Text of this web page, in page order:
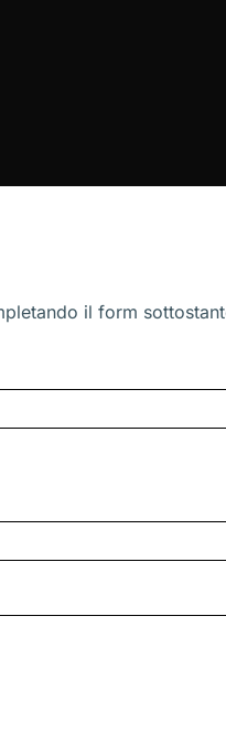
il form